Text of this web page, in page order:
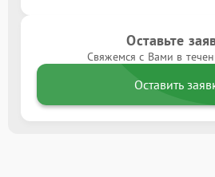
Оставьте
Свяжемся с Вами в
Оставить